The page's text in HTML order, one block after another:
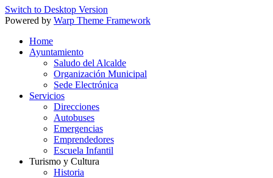
Switch to Desktop Version
Powered by Warp Theme Framework
Home
Ayuntamiento
Saludo del Alcalde
Organización Municipal
Sede Electrónica
Servicios
Direcciones
Autobuses
Emergencias
Emprendedores
Escuela Infantil
Turismo y Cultura
Historia